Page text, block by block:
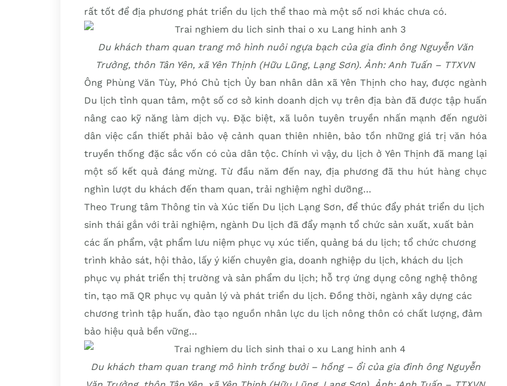
rất tốt để địa phương phát triển du lịch thể thao mà một số nơi khác chưa có.
Du khách tham quan trang mô hình nuôi ngựa bạch của gia đình ông Nguyễn Văn
Trưởng, thôn Tân Yên, xã Yên Thịnh (Hữu Lũng, Lạng Sơn). Ảnh: Anh Tuấn – TTXVN
Ông Phùng Văn Tùy, Phó Chủ tịch Ủy ban nhân dân xã Yên Thịnh cho hay, được ngành
Du lịch tỉnh quan tâm, một số cơ sở kinh doanh dịch vụ trên địa bàn đã được tập huấn
nâng cao kỹ năng làm dịch vụ. Đặc biệt, xã luôn tuyên truyền nhấn mạnh đến người
dân việc cần thiết phải bảo vệ cảnh quan thiên nhiên, bảo tồn những giá trị văn hóa
truyền thống đặc sắc vốn có của dân tộc. Chính vì vậy, du lịch ở Yên Thịnh đã mang lại
một số kết quả đáng mừng. Từ đầu năm đến nay, địa phương đã thu hút hàng chục
nghìn lượt du khách đến tham quan, trải nghiệm nghỉ dưỡng…
Theo Trung tâm Thông tin và Xúc tiến Du lịch Lạng Sơn, để thúc đẩy phát triển du lịch
sinh thái gắn với trải nghiệm, ngành Du lịch đã đẩy mạnh tổ chức sản xuất, xuất bản
các ấn phẩm, vật phẩm lưu niệm phục vụ xúc tiến, quảng bá du lịch; tổ chức chương
trình khảo sát, hội thảo, lấy ý kiến chuyên gia, doanh nghiệp du lịch, khách du lịch
phục vụ phát triển thị trường và sản phẩm du lịch; hỗ trợ ứng dụng công nghệ thông
tin, tạo mã QR phục vụ quản lý và phát triển du lịch. Đồng thời, ngành xây dựng các
chương trình tập huấn, đào tạo nguồn nhân lực du lịch nông thôn có chất lượng, đảm
bảo hiệu quả bền vững…
Du khách tham quan trang mô hình trồng bưởi – hồng – ổi của gia đình ông Nguyễn